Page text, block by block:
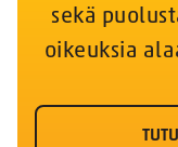
sekä
oikeuksia